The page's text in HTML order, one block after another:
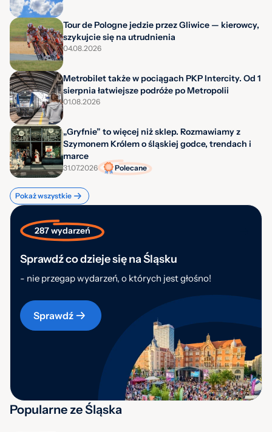
Tour de Pologne jedzie przez Gliwice — kierowcy,
szykujcie się na utrudnienia
04.08.2026
Metrobilet także w pociągach PKP Intercity. Od 1
sierpnia łatwiejsze podróże po Metropolii
01.08.2026
„Gryfnie” to więcej niż sklep. Rozmawiamy z
Szymonem Królem o śląskiej godce, trendach i
marce
31.07.2026 Polecane
Pokaż wszystkie
287 wydarzeń
Sprawdź co dzieje się na Śląsku
- nie przegap wydarzeń, o których jest głośno!
Sprawdź
Popularne ze Śląska